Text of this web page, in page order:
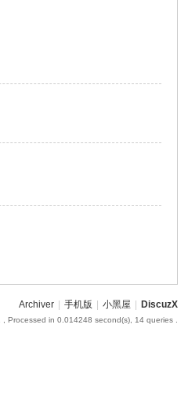
Archiver 手机版 小黑屋 DiscuzX
, Processed in 0.014248 second(s), 14 queries .